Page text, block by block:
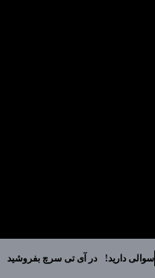
سوالی دارید! در آی تی سرچ بفروشید